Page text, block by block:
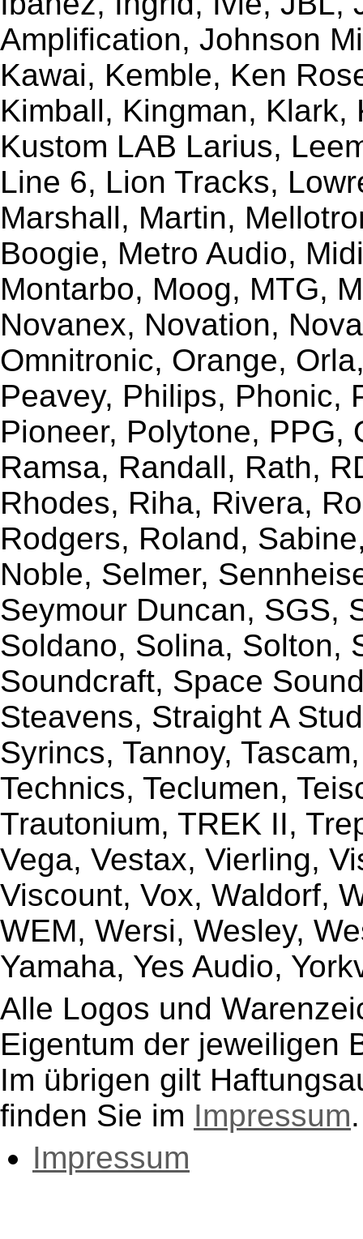
Amplification, Johnson
Kawai, Kemble, Ken
Kimball, Kingman,
Kustom LAB Larius,
Line 6, Lion Tracks,
Marshall, Martin,
Boogie, Metro Audio,
Montarbo, Moog, MTG,
Novanex, Novation,
Omnitronic, Orange,
Peavey, Philips, Phonic,
Pioneer, Polytone, PPG,
Ramsa, Randall, Rath,
Rhodes, Riha, Rivera,
Rodgers, Roland,
Noble, Selmer,
Seymour Duncan, SGS,
Soldano, Solina, Solton,
Soundcraft, Space
Steavens, Straight A
Syrincs, Tannoy,
Technics, Teclumen,
Trautonium, TREK II,
Vega, Vestax, Vierling,
Viscount, Vox, Waldorf,
WEM, Wersi, Wesley,
Yamaha, Yes Audio,
Alle Logos und
Eigentum der jeweiligen
Im übrigen gilt
finden Sie im Impressum.
Impressum